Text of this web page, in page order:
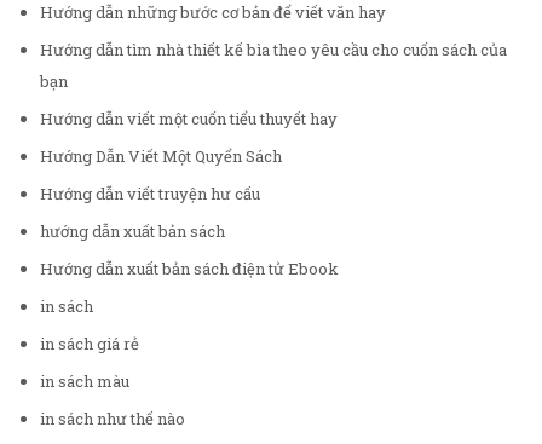
Hướng dẫn những bước cơ bản để viết văn hay
Hướng dẫn tìm nhà thiết kế bìa theo yêu cầu cho cuốn sách của
bạn
Hướng dẫn viết một cuốn tiểu thuyết hay
Hướng Dẫn Viết Một Quyển Sách
Hướng dẫn viết truyện hư cấu
hướng dẫn xuất bản sách
Hướng dẫn xuất bản sách điện tử Ebook
in sách
in sách giá rẻ
in sách màu
in sách như thế nào